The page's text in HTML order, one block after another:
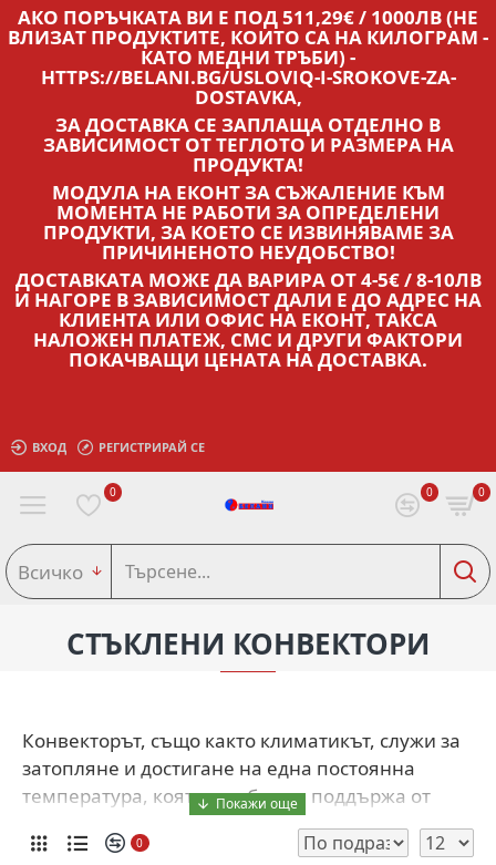
АКО ПОРЪЧКАТА ВИ Е ПОД 511,29€ / 1000ЛВ (НЕ
ВЛИЗАТ ПРОДУКТИТЕ, КОИТО СА НА КИЛОГРАМ -
КАТО МЕДНИ ТРЪБИ) -
HTTPS://BELANI.BG/USLOVIQ-I-SROKOVE-ZA-
DOSTAVKA,
ЗА ДОСТАВКА СЕ ЗАПЛАЩА ОТДЕЛНО В
ЗАВИСИМОСТ ОТ ТЕГЛОТО И РАЗМЕРА НА
ПРОДУКТА!
МОДУЛА НА ЕКОНТ ЗА СЪЖАЛЕНИЕ КЪМ
МОМЕНТА НЕ РАБОТИ ЗА ОПРЕДЕЛЕНИ
ПРОДУКТИ, ЗА КОЕТО СЕ ИЗВИНЯВАМЕ ЗА
ПРИЧИНЕНОТО НЕУДОБСТВО!
ДОСТАВКАТА МОЖЕ ДА ВАРИРА ОТ 4-5€ / 8-10ЛВ
И НАГОРЕ В ЗАВИСИМОСТ ДАЛИ Е ДО АДРЕС НА
КЛИЕНТА ИЛИ ОФИС НА ЕКОНТ, ТАКСА
НАЛОЖЕН ПЛАТЕЖ, СМС И ДРУГИ ФАКТОРИ
ПОКАЧВАЩИ ЦЕНАТА НА ДОСТАВКА.
ВХОД РЕГИСТРИРАЙ СЕ
0 0 0
Всичко
СТЪКЛЕНИ КОНВЕКТОРИ
Конвекторът, също както климатикът, служи за
затопляне и достигане на една постоянна
температура, която е добре да поддържа от
гледна точка на икономия на енергия и
съответно на разходи. Този вид е с красив
0